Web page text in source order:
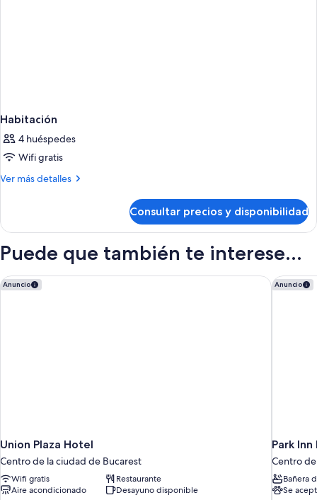
Habitación
4 huéspedes
Wifi gratis
Ver más detalles
Más
Consultar precios y disponibilidad
Puede que también te interese...
Anuncio
Union Plaza Hotel
Centro de la ciudad de Bucarest
Wifi gratis
Restaurante
Aire acondicionado
Desayuno disponible
Union Plaza Hotel Anuncio
Park
Centro
Bañera
Se
Park Inn